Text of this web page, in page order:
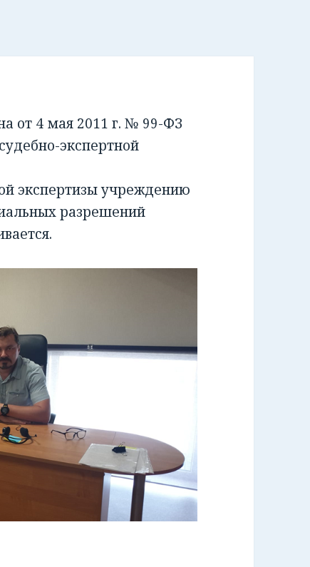
от 4 мая 2011 г. № 99-ФЗ
экспертной
экспертизы учреждению
разрешений